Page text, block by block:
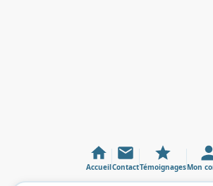
AccueilContactTémoignagesMon